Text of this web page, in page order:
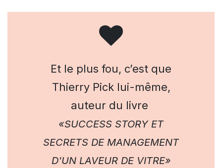
Et le plus fou, c’est que
Thierry Pick lui-même,
auteur du livre
«SUCCESS STORY ET
SECRETS DE MANAGEMENT
D'UN LAVEUR DE VITRE»